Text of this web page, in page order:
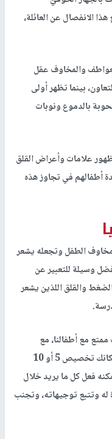
الانفصال عن العائلة،
والمخاوف عقل
بينما تظهر أولى
بالدموع ونوبات
علامات وأعراض القلق
أطفالهم في تجاوز هذه
الطفل وتجعله يشعر
وسيلة للتعبير عن
والقلق اللذين يشعر
مع أطفالنا، مع
الحرص على أن يكون ذلك روتينا يوميا. بإمكانك تخصيص 5 أو 10
فعل كل ما يريد خلال
وتتبع توجيهاته، وتجنب